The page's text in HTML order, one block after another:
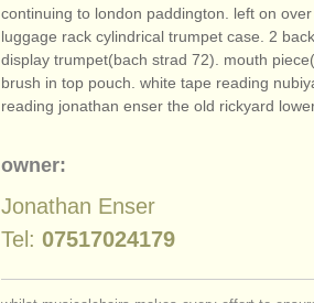
continuing to london paddington. left on
luggage rack cylindrical trumpet case. 2
display trumpet(bach strad 72). mouth
brush in top pouch. white tape reading
reading jonathan enser the old rickyard
owner:
Jonathan Enser
Tel: 07517024179